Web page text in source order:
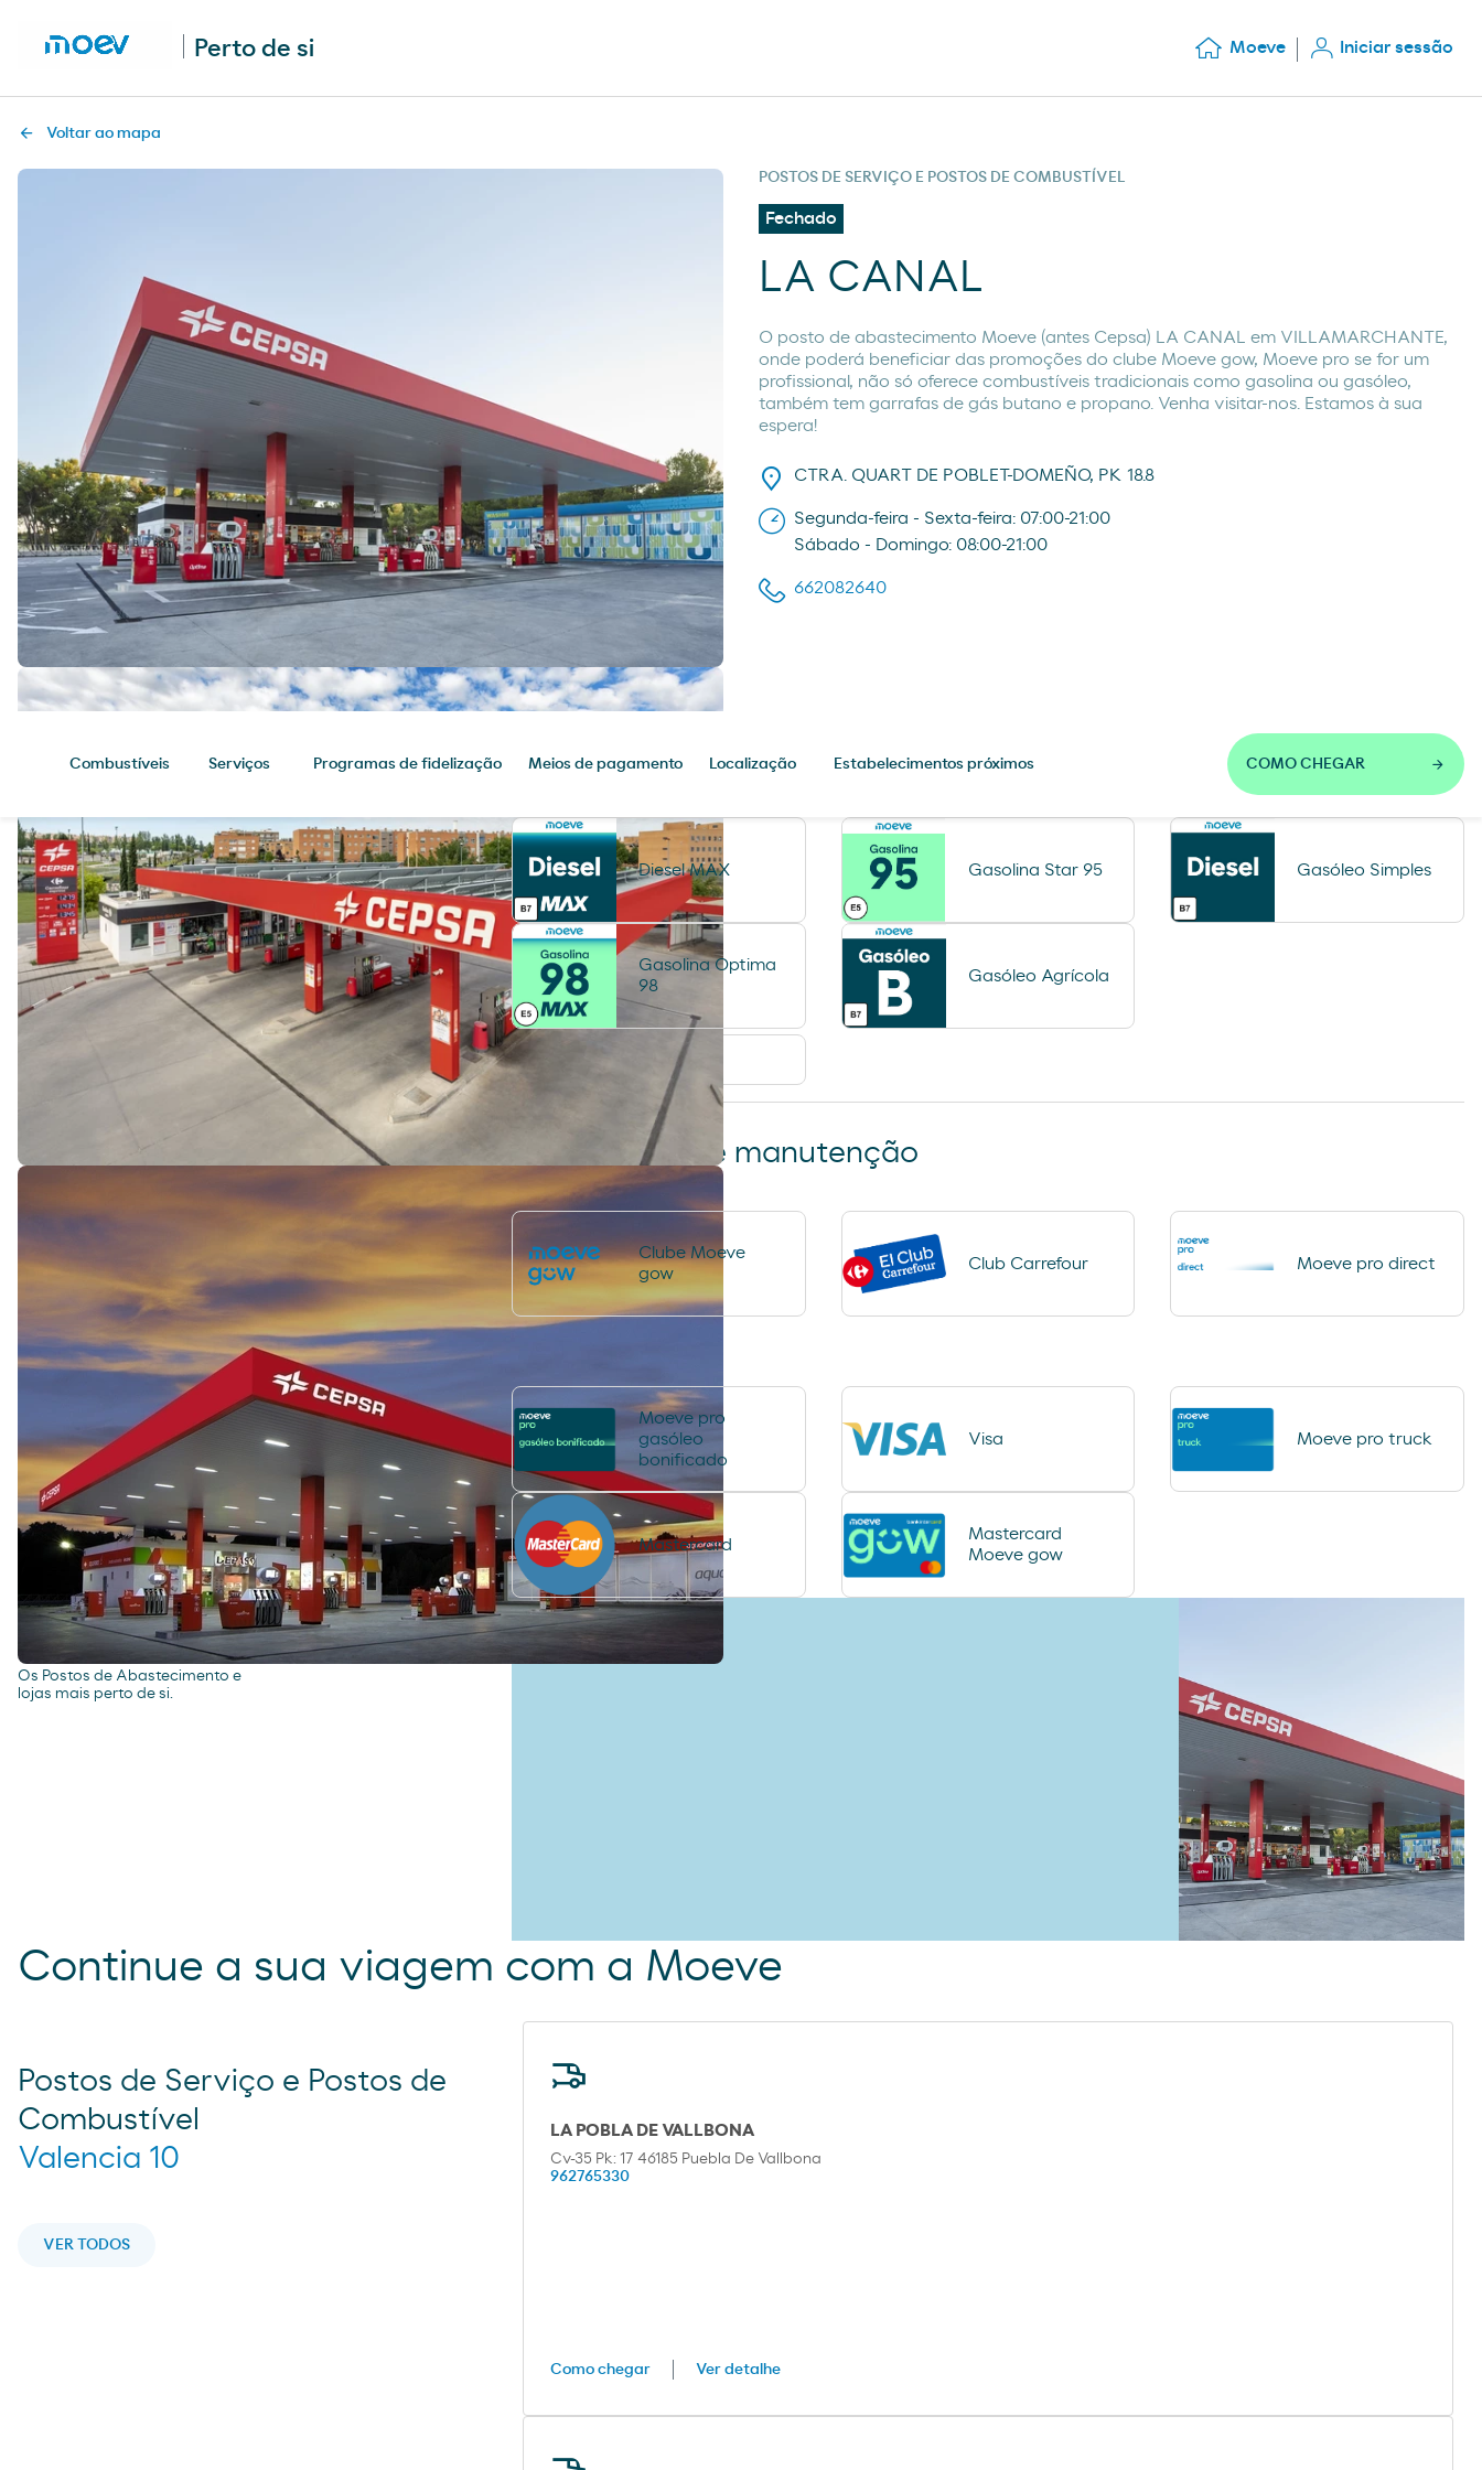
Perto de si Moeve Iniciar sessão
Voltar ao mapa
POSTOS DE SERVIÇO E POSTOS DE COMBUSTÍVEL
Fechado
LA CANAL
O posto de abastecimento Moeve (antes Cepsa) LA CANAL em VILLAMARCHANTE,
onde poderá beneficiar das promoções do clube Moeve gow, Moeve pro se for um
profissional, não só oferece combustíveis tradicionais como gasolina ou gasóleo,
também tem garrafas de gás butano e propano. Venha visitar-nos. Estamos à sua
espera!
CTRA. QUART DE POBLET-DOMEÑO, PK 18.8
Segunda-feira - Sexta-feira: 07:00-21:00
Sábado - Domingo: 08:00-21:00
662082640
Combustíveis Serviços Programas de fidelização Meios de pagamento Localização Estabelecimentos próximos COMO CHEGAR
Combustíveis
Chegue ao seu destino com os
melhores produtos para o seu
veículo.
Diesel MAX Gasolina Star 95 Gasóleo Simples
Gasolina Optima
98
Gasóleo Agrícola
Serviços Telefone público
Lavagem e manutenção
Lavagem Automática de
automóveis
Lavagem Manual – Jet
Wash
Ar e Água
Programas de
fidelização
Use os seus cartões de desconto
e apps, estamos atualizados com
a tecnologia digital.
Clube Moeve
gow
Club Carrefour Moeve pro direct
Meios de pagamento
Pague de forma fácil e utilize os
seus cartões de desconto e
aplicações, estamos
actualizados com a tecnologia
digital.
Moeve pro
gasóleo
bonificado
Visa Moeve pro truck
Mastercard
Mastercard
Moeve gow
Localização
Os Postos de Abastecimento e
lojas mais perto de si.
Continue a sua viagem com a Moeve
Postos de Serviço e Postos de
Combustível
Valencia 10
VER TODOS
LA POBLA DE VALLBONA
Cv-35 Pk: 17 46185 Puebla De Vallbona
962765330
Como chegar Ver detalhe